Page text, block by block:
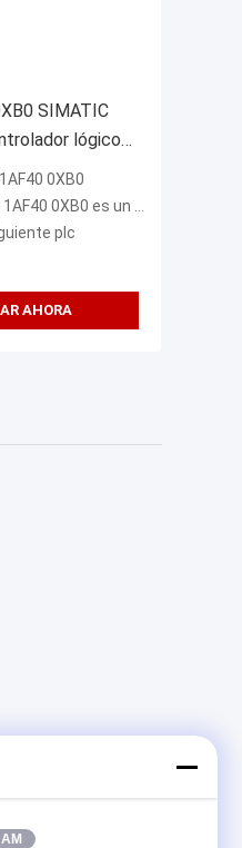
SIMATIC
lógico
0XB0
es un módulo de CPU
plc
AHORA